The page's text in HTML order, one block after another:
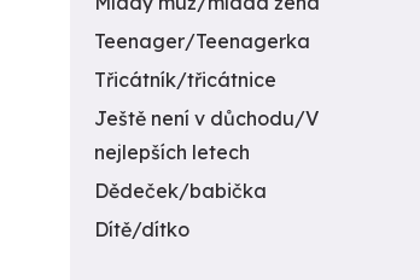
Teenager/Teenagerka
Třicátník/třicátnice
Ještě není v důchodu/V
nejlepších letech
Dědeček/babička
Dítě/dítko